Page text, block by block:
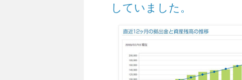
していました。